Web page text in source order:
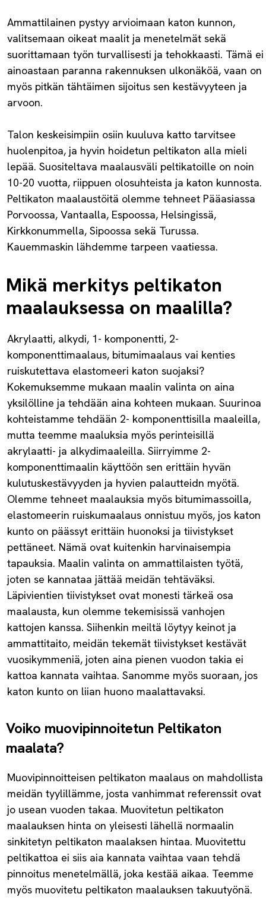
Ammattilainen pystyy arvioimaan katon kunnon,
valitsemaan oikeat maalit ja menetelmät sekä
suorittamaan työn turvallisesti ja tehokkaasti. Tämä ei
ainoastaan paranna rakennuksen ulkonäköä, vaan on
myös pitkän tähtäimen sijoitus sen kestävyyteen ja
arvoon.
Talon keskeisimpiin osiin kuuluva katto tarvitsee
huolenpitoa, ja hyvin hoidetun peltikaton alla mieli
lepää. Suositeltava maalausväli peltikatoille on noin
10-20 vuotta, riippuen olosuhteista ja katon kunnosta.
Peltikaton maalaustöitä olemme tehneet Pääasiassa
Porvoossa, Vantaalla, Espoossa, Helsingissä,
Kirkkonummella, Sipoossa sekä Turussa.
Kauemmaskin lähdemme tarpeen vaatiessa.
Mikä merkitys peltikaton
maalauksessa on maalilla?
Akrylaatti, alkydi, 1- komponentti, 2-
komponenttimaalaus, bitumimaalaus vai kenties
ruiskutettava elastomeeri katon suojaksi?
Kokemuksemme mukaan maalin valinta on aina
yksilölline ja tehdään aina kohteen mukaan. Suurinoa
kohteistamme tehdään 2- komponenttisilla maaleilla,
mutta teemme maaluksia myös perinteisillä
akrylaatti- ja alkydimaaleilla. Siirryimme 2-
komponenttimaalin käyttöön sen erittäin hyvän
kulutuskestävyyden ja hyvien palautteidn myötä.
Olemme tehneet maalauksia myös bitumimassoilla,
elastomeerin ruiskumaalaus onnistuu myös, jos katon
kunto on päässyt erittäin huonoksi ja tiivistykset
pettäneet. Nämä ovat kuitenkin harvinaisempia
tapauksia. Maalin valinta on ammattilaisten työtä,
joten se kannataa jättää meidän tehtäväksi.
Läpivientien tiivistykset ovat monesti tärkeä osa
maalausta, kun olemme tekemisissä vanhojen
kattojen kanssa. Siihenkin meiltä löytyy keinot ja
ammattitaito, meidän tekemät tiivistykset kestävät
vuosikymmeniä, joten aina pienen vuodon takia ei
kattoa kannata vaihtaa. Sanomme myös suoraan, jos
katon kunto on liian huono maalattavaksi.
Voiko muovipinnoitetun Peltikaton
maalata?
Muovipinnoitteisen peltikaton maalaus on mahdollista
meidän tyylillämme, josta vanhimmat referenssit ovat
jo usean vuoden takaa. Muovitetun peltikaton
maalauksen hinta on yleisesti lähellä normaalin
sinkitetyn peltikaton maalaksen hintaa. Muovitettu
peltikattoa ei siis aia kannata vaihtaa vaan tehdä
pinnoitus menetelmällä, joka kestää aikaa. Teemme
myös muovitetu peltikaton maalauksen takuutyönä.